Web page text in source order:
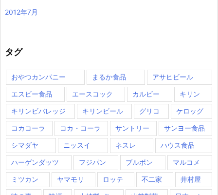
2012年7月
タグ
おやつカンパニー まるか食品 アサヒビール
エスビー食品 エースコック カルビー キリン
キリンビバレッジ キリンビール グリコ ケロッグ
コカコーラ コカ・コーラ サントリー サンヨー食品
シマダヤ ニッスイ ネスレ ハウス食品
ハーゲンダッツ フジパン ブルボン マルコメ
ミツカン ヤマモリ ロッテ 不二家 井村屋